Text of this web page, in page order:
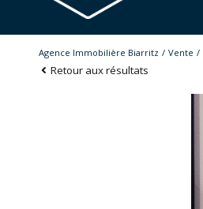
Agence Immobilière Biarritz Vente
Retour aux résultats